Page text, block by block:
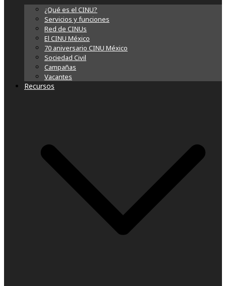
¿Qué es el CINU?
Servicios y funciones
Red de CINUs
El CINU México
70 aniversario CINU México
Sociedad Civil
Campañas
Vacantes
Recursos